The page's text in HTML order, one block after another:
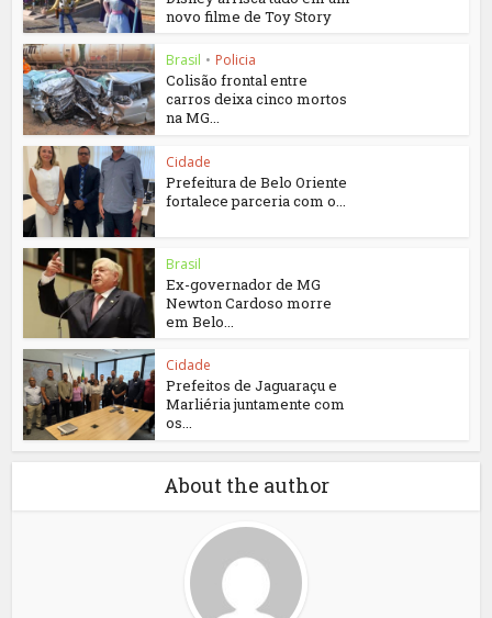
novo filme de Toy Story
Brasil • Policia
Colisão frontal entre
carros deixa cinco mortos
na MG...
Cidade
Prefeitura de Belo Oriente
fortalece parceria com o...
Brasil
Ex-governador de MG
Newton Cardoso morre
em Belo...
Cidade
Prefeitos de Jaguaraçu e
Marliéria juntamente com
os...
About the author